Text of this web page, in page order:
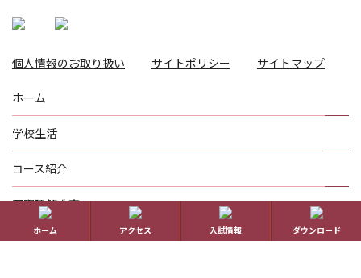
個人情報のお取り扱い サイトポリシー サイトマップ
ホーム
学校生活
コース紹介
国際理解教育
進路指導
ホーム アクセス 入試情報 ダウンロード